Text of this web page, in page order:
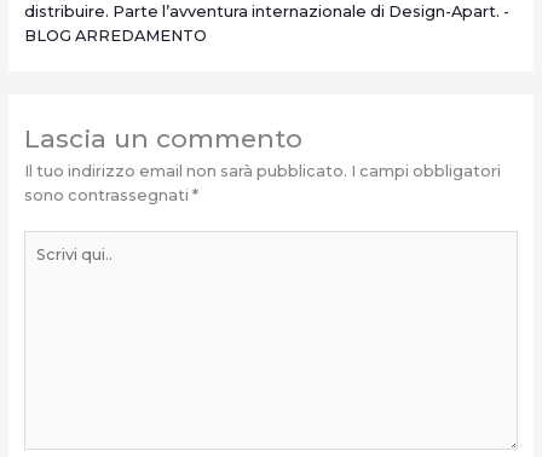
distribuire. Parte l’avventura internazionale di Design-Apart. -
BLOG ARREDAMENTO
Lascia un commento
Il tuo indirizzo email non sarà pubblicato. I campi obbligatori
sono contrassegnati *
qui..